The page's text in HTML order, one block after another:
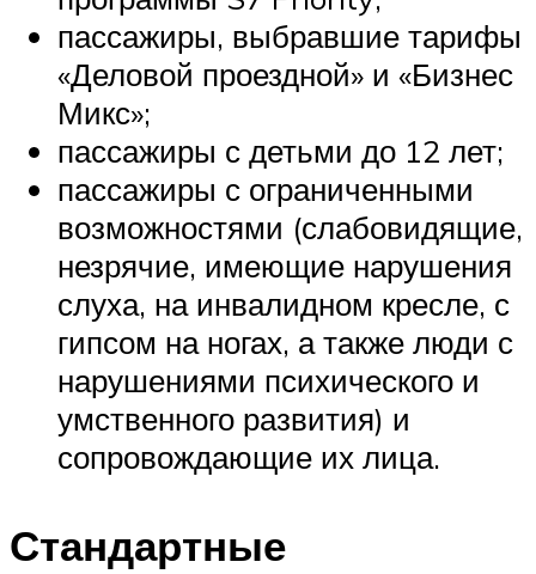
пассажиры, выбравшие тарифы
«Деловой проездной» и «Бизнес
Микс»;
пассажиры с детьми до 12 лет;
пассажиры с ограниченными
возможностями (слабовидящие,
незрячие, имеющие нарушения
слуха, на инвалидном кресле, с
гипсом на ногах, а также люди с
нарушениями психического и
умственного развития) и
сопровождающие их лица.
Стандартные